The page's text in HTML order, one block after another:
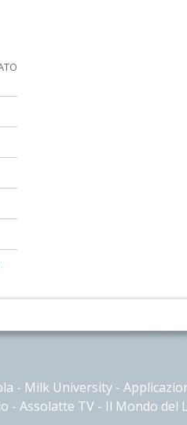
- Milk University -
- Assolatte TV - Il Mondo del